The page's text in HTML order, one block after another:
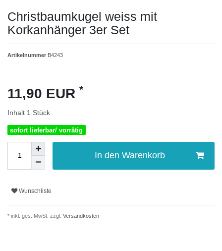
Christbaumkugel weiss mit
Korkanhänger 3er Set
Artikelnummer B4243
11,90 EUR *
Inhalt 1 Stück
sofort lieferbar/ vorrätig
In den Warenkorb
Wunschliste
* inkl. ges. MwSt. zzgl. Versandkosten